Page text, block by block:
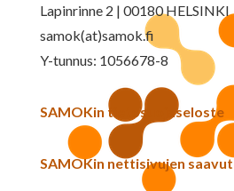
Lapinrinne 2 | 00180 HELSINKI
samok(at)samok.fi
Y-tunnus: 1056678-8
SAMOKin tietosuojaseloste
SAMOKin nettisivujen